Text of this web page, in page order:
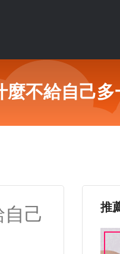
不給自己
己
推